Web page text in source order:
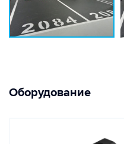
Оборудование